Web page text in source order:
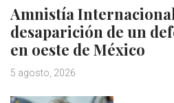
Amnistía
desaparición de un
en oeste de México
5 agosto, 2026